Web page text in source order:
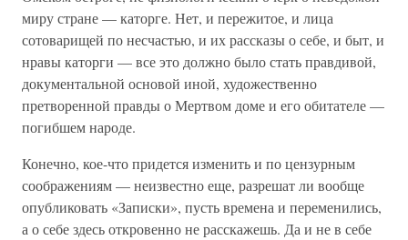
миру стране — каторге. Нет, и пережитое, и лица
сотоварищей по несчастью, и их рассказы о себе, и быт, и
нравы каторги — все это должно было стать правдивой,
документальной основой иной, художественно
претворенной правды о Мертвом доме и его обитателе —
погибшем народе.
Конечно, кое-что придется изменить и по цензурным
соображениям — неизвестно еще, разрешат ли вообще
опубликовать «Записки», пусть времена и переменились,
а о себе здесь откровенно не расскажешь. Да и не в себе